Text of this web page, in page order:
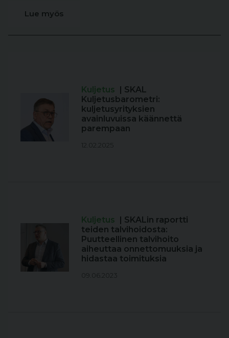
Lue myös
Kuljetus
| SKAL
Kuljetusbarometri:
kuljetusyrityksien
avainluvuissa käännettä
parempaan
12.02.2025
Kuljetus
| SKALin raportti
teiden talvihoidosta:
Puutteellinen talvihoito
aiheuttaa onnettomuuksia ja
hidastaa toimituksia
09.06.2023